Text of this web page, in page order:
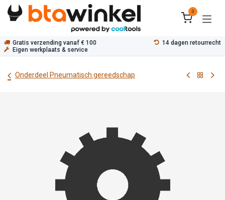
Overslaan naar inhoud
0
Gratis verzending vanaf € 100
14 dagen retourrecht
Eigen werkplaats & service
Onderdeel Pneumatisch gereedschap